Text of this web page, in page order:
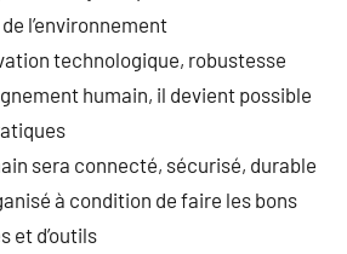
l’environnement
technologique, robustesse
humain, il devient possible
sera connecté, sécurisé, durable
à condition de faire les bons
et d’outils